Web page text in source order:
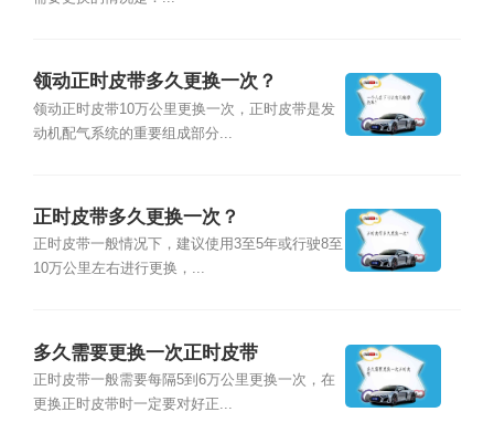
领动正时皮带多久更换一次？
领动正时皮带10万公里更换一次，正时皮带是发
动机配气系统的重要组成部分...
正时皮带多久更换一次？
正时皮带一般情况下，建议使用3至5年或行驶8至
10万公里左右进行更换，...
多久需要更换一次正时皮带
正时皮带一般需要每隔5到6万公里更换一次，在
更换正时皮带时一定要对好正...